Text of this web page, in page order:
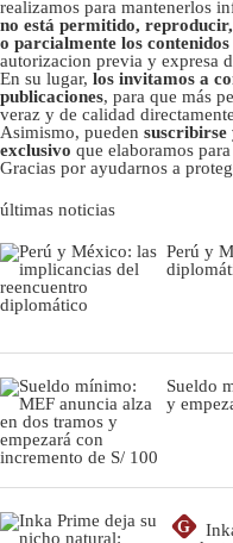
realizamos para mantenerlos
no está permitido,
o parcialmente los contenidos
autorizacion previa y expresa
En su lugar, los invitamos a
publicaciones, para que más
veraz y de calidad
Asimismo, pueden suscribirse
exclusivo que elaboramos
Gracias por ayudarnos a
últimas noticias
Perú y
Sueldo
y
G